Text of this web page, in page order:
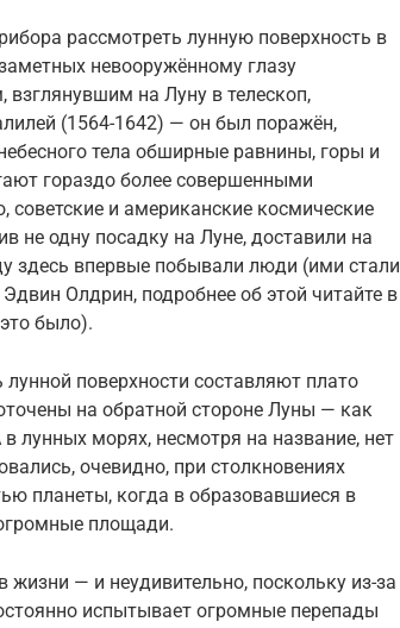
рассмотреть лунную поверхность в
невооружённому глазу
на Луну в телескоп,
(1564-1642) — он был поражён,
тела обширные равнины, горы и
гораздо более совершенными
и американские космические
не одну посадку на Луне, доставили на
здесь впервые побывали люди (ими стали
Олдрин, подробнее об этой читайте в
было).
поверхности составляют плато
на обратной стороне Луны — как
лунных морях, несмотря на название, нет
очевидно, при столкновениях
планеты, когда в образовавшиеся в
площади.
— и неудивительно, поскольку из-за
испытывает огромные перепады